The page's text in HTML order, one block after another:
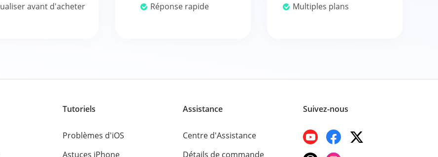
avant d'acheter
Réponse rapide
Multiples plans
Tutoriels
Problèmes d'iOS
Astuces iPhone
Assistance
Centre d'Assistance
Détails de commande
Suivez-nous